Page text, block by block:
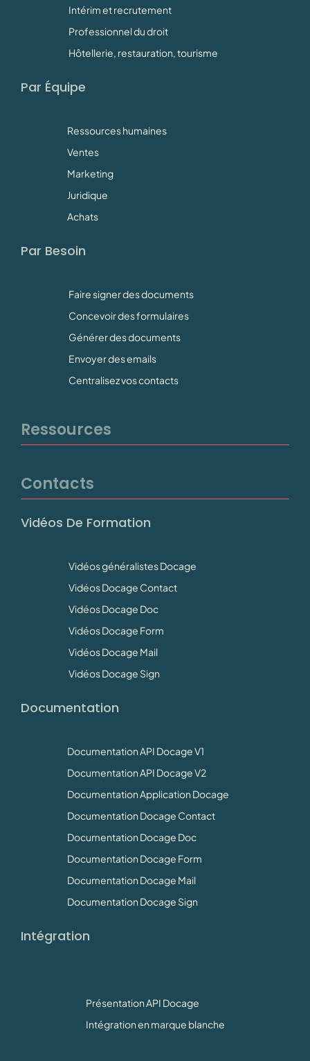
Intérim et recrutement
Professionnel du droit
Hôtellerie, restauration, tourisme
Par Équipe
Ressources humaines
Ventes
Marketing
Juridique
Achats
Par Besoin
Faire signer des documents
Concevoir des formulaires
Générer des documents
Envoyer des emails
Centralisez vos contacts
Ressources
Contacts
Vidéos De Formation
Vidéos généralistes Docage
Vidéos Docage Contact
Vidéos Docage Doc
Vidéos Docage Form
Vidéos Docage Mail
Vidéos Docage Sign
Documentation
Documentation API Docage V1
Documentation API Docage V2
Documentation Application Docage
Documentation Docage Contact
Documentation Docage Doc
Documentation Docage Form
Documentation Docage Mail
Documentation Docage Sign
Intégration
Présentation API Docage
Intégration en marque blanche